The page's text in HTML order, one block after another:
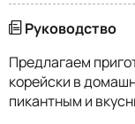
Руководство
Предлагаем
корейски в
пикантным и